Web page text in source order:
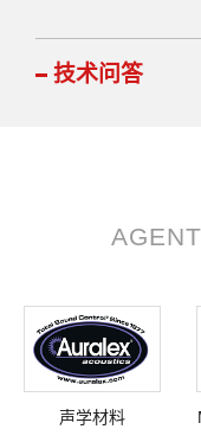
技术问答
声学材料